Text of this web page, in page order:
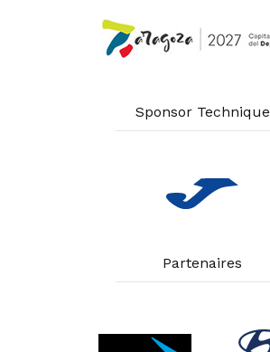
Sponsor Technique
Partenaires